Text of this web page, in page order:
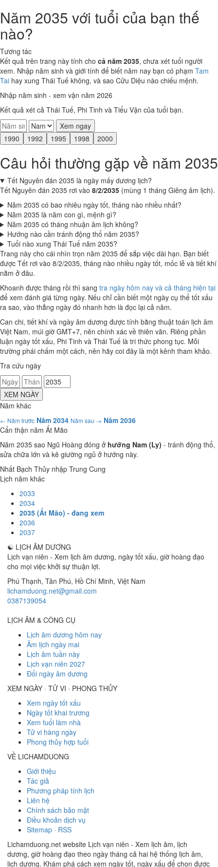
Năm 2035 với tuổi của bạn thế
nào?
Tương tác
Kết quả trên trang này tính cho cả năm 2035, chưa xét tuổi người
xem. Nhập năm sinh và giới tính để biết năm nay bạn có phạm Tam
Tai hay xung Thái Tuế không, và sao Cửu Diệu nào chiếu mệnh.
Nhập năm sinh - xem vận năm 2026
Kết quả xét cả Thái Tuế, Phi Tinh và Tiểu Vận của tuổi bạn.
Xem ngay
1990
1992 1995 1998 2000
Câu hỏi thường gặp về năm 2035
Tết Nguyên đán 2035 là ngày mấy dương lịch?
Tết Nguyên đán 2035 rơi vào 8/2/2035 (mùng 1 tháng Giêng âm lịch).
Năm 2035 có bao nhiêu ngày tốt, tháng nào nhiều nhất?
Năm 2035 là năm con gì, mệnh gì?
Năm 2035 có tháng nhuận âm lịch không?
Hướng nào cần tránh động thổ năm 2035?
Tuổi nào xung Thái Tuế năm 2035?
Trang này cho cái nhìn trọn năm 2035 để sắp việc dài hạn. Bạn biết
được Tết rơi vào 8/2/2035, tháng nào nhiều ngày tốt, mốc lễ và tiết khí
nằm ở đâu.
Khoanh được tháng rồi thì sang tra ngày hôm nay và cả tháng hiện tại
để xem đánh giá từng ngày. Nếu chỉ cần biết một ngày cụ thể tốt xấu
ra sao, vào thẳng ngày đó nhanh hơn là đọc lại cả năm.
Can chi, tiết khí và ngày âm dương được tính bằng thuật toán lịch âm
Việt Nam, múi giờ GMT+7, nên chính xác về thiên văn. Riêng phần
luận ngày tốt xấu, Phi Tinh và Thái Tuế là tri thức phong tục. Mỗi
trường phái chấm một cách, nên hãy coi đây là một kênh tham khảo.
Tra cứu ngày
XEM NGÀY
Năm khác
← Năm trước Năm 2034 Năm sau → Năm 2036
Cẩn thận năm Ất Mão
Năm 2035 sao Ngũ Hoàng đóng ở hướng Nam (Ly) - tránh động thổ,
sửa chữa lớn và kê giường ngủ ở hướng này.
Nhất Bạch Thủy nhập Trung Cung
Lịch năm khác
2033
2034
2035 (Ất Mão) - đang xem
2036
2037
☯ LỊCH ÂM DƯƠNG
Lịch vạn niên - Xem lịch âm dương, ngày tốt xấu, giờ hoàng đạo
cho mọi việc khởi sự thuận lợi.
Phú Thạnh, Tân Phú, Hồ Chí Minh, Việt Nam
lichamduong.net@gmail.com
0387139054
LỊCH ÂM & CÔNG CỤ
Lịch âm dương hôm nay
Âm lịch ngày mai
Lịch âm tuần này
Lịch vạn niên 2027
Đổi ngày âm dương
XEM NGÀY · TỬ VI · PHONG THỦY
Xem ngày tốt xấu
Ngày tốt khai trương
Xem tuổi làm nhà
Tử vi hàng ngày
Phong thủy hợp tuổi
VỀ LICHAMDUONG
Giới thiệu
Tác giả
Phương pháp tính lịch
Liên hệ
Chính sách bảo mật
Điều khoản dịch vụ
Sitemap · RSS
Lichamduong.net website Lịch vạn niên - Xem lịch âm, lịch
dương, giờ hoàng đạo theo ngày tháng cả hai hệ thống lịch âm,
lịch dương. Khám phá cách xem ngày tốt, ngày xấu để chọn được